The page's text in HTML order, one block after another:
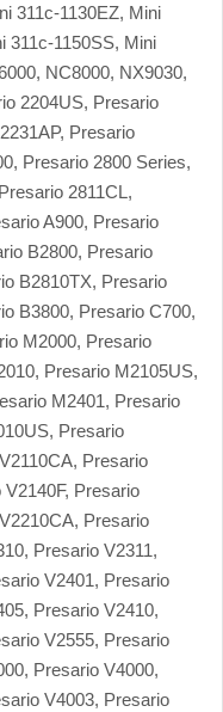
311c-1130EZ, Mini
311c-1150SS, Mini
NC8000, NX9030,
2204US, Presario
Presario
Presario 2800 Series,
2811CL,
A900, Presario
B2800, Presario
B2810TX, Presario
B3800, Presario C700,
M2000, Presario
Presario M2105US,
M2401, Presario
Presario
Presario
Presario
Presario
Presario V2311,
V2401, Presario
Presario V2410,
V2555, Presario
Presario V4000,
V4003, Presario